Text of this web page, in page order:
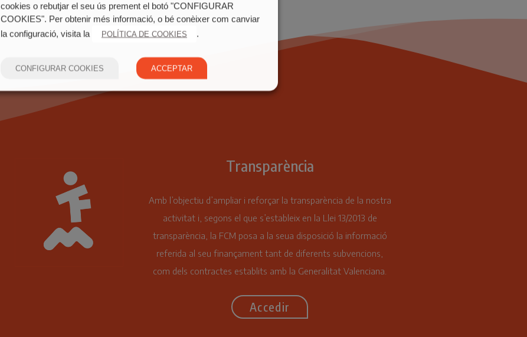
Transparència
Amb l’objectiu d’ampliar i reforçar la transparència de la nostra
activitat i, segons el que s’estableix en la Llei 13/2013 de
transparència, la FCM posa a la seua disposició la informació
referida al seu finançament tant de diferents subvencions,
com dels contractes establits amb la Generalitat Valenciana.
Accedir
cookies o rebutjar el seu ús prement el botó "CONFIGURAR
COOKIES". Per obtenir més informació, o bé conèixer com canviar
la configuració, visita la
POLÍTICA DE COOKIES .
CONFIGURAR COOKIES ACCEPTAR